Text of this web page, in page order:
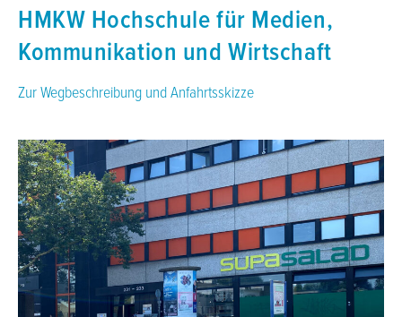
HMKW Hochschule für Medien,
Kommunikation und Wirtschaft
Zur Wegbeschreibung und Anfahrtsskizze